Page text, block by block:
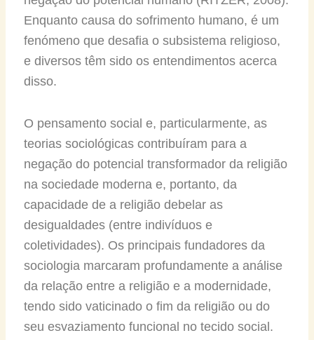
Enquanto causa do sofrimento humano, é um
fenómeno que desafia o subsistema religioso,
e diversos têm sido os entendimentos acerca
disso.
O pensamento social e, particularmente, as
teorias sociológicas contribuíram para a
negação do potencial transformador da religião
na sociedade moderna e, portanto, da
capacidade de a religião debelar as
desigualdades (entre indivíduos e
coletividades). Os principais fundadores da
sociologia marcaram profundamente a análise
da relação entre a religião e a modernidade,
tendo sido vaticinado o fim da religião ou do
seu esvaziamento funcional no tecido social.